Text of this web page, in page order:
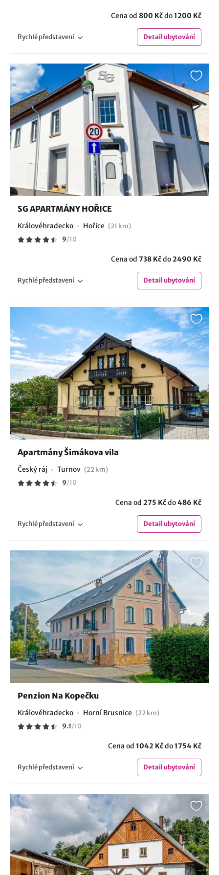
Cena od 800 Kčdo1200 Kč
Rychlépředstavení Detailubytování
SG APARTMÁNY HOŘICE
Královéhradecko Hořice (21 km)
9/10
Cena od 738 Kčdo2490 Kč
Rychlépředstavení Detailubytování
Apartmány Šimákova vila
Český ráj Turnov (22 km)
9/10
Cena od 275 Kčdo486 Kč
Rychlépředstavení Detailubytování
Penzion Na Kopečku
Královéhradecko Horní Brusnice (22 km)
9.1/10
Cena od 1042 Kčdo1754 Kč
Rychlépředstavení Detailubytování